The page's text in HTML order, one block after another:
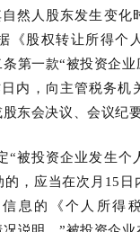
然人股东发生变化
《股权转让所得个
条第一款“被投资企
内，向主管税务机
东会决议、会议纪
“被投资企业发生个
的，应当在次月15日
息的《个人所得